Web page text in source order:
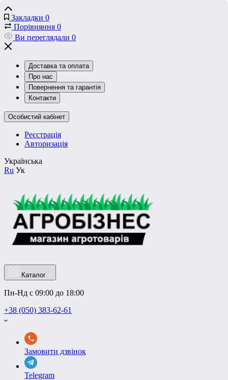
Закладки 0
Порівняння 0
Ви переглядали 0
Доставка та оплата
Про нас
Повернення та гарантія
Контакти
Особистий кабінет
Реєстрація
Авторизація
Українська
Ru Ук
Каталог
Пн-Нд с 09:00 до 18:00
+38 (050) 383-62-61
Замовити дзвінок
Telegram